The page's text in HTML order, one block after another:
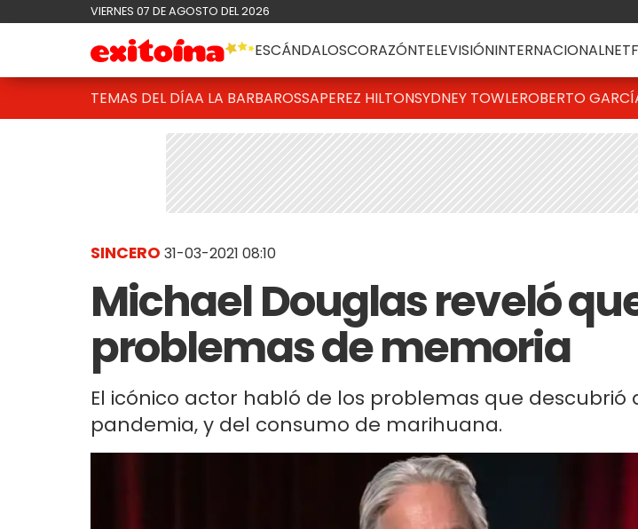
VIERNES 07 DE AGOSTO DEL 2026
ESCÁNDALOSCORAZÓNTELEVISIÓNINTERNACIONAL
TEMAS DEL DÍAA LA BARBAROSSAPEREZ HILTONSYDNEY TOWLEROBERTO
SINCERO 31-03-2021 08:10
Michael Douglas reveló
problemas de memoria
El icónico actor habló de los problemas que descubrió
pandemia, y del consumo de marihuana.